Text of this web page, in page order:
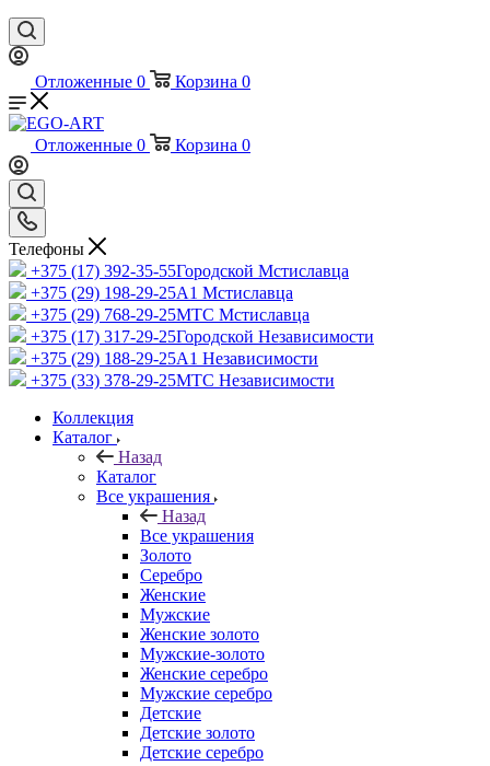
Отложенные 0 Корзина 0
Отложенные 0 Корзина 0
Телефоны
+375 (17) 392-35-55Городской Мстиславца
+375 (29) 198-29-25A1 Мстиславца
+375 (29) 768-29-25МТС Мстиславца
+375 (17) 317-29-25Городской Независимости
+375 (29) 188-29-25A1 Независимости
+375 (33) 378-29-25МТС Независимости
Коллекция
Каталог
Назад
Каталог
Все украшения
Назад
Все украшения
Золото
Серебро
Женские
Мужские
Женские золото
Мужские-золото
Женские серебро
Мужские серебро
Детские
Детские золото
Детские серебро